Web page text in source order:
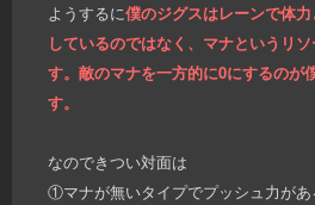
ようするに僕のジグスはレーンで体
しているのではなく、マナというリ
す。敵のマナを一方的に0にするのが
す。
なのできつい対面は
①マナが無いタイプでプッシュ力が